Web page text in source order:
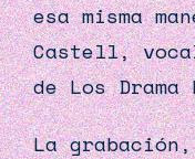
esa misma
Castell,
deLos Drama
La